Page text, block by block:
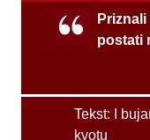
postati
Tekst:
I
kvotu